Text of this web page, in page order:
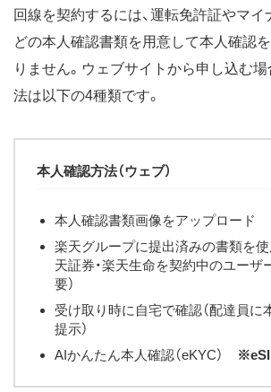
回線を契約するには、運転免許証やマ
どの本人確認書類を用意して本人確認
りません。ウェブサイトから申し込む
法は以下の4種類です。
本人確認方法（ウェブ）
本人確認書類画像をアップロード
楽天グループに提出済みの書類を使
天証券・楽天生命を契約中のユーザ
要）
受け取り時に自宅で確認（配達員に
提示）
AIかんたん本人確認（eKYC）